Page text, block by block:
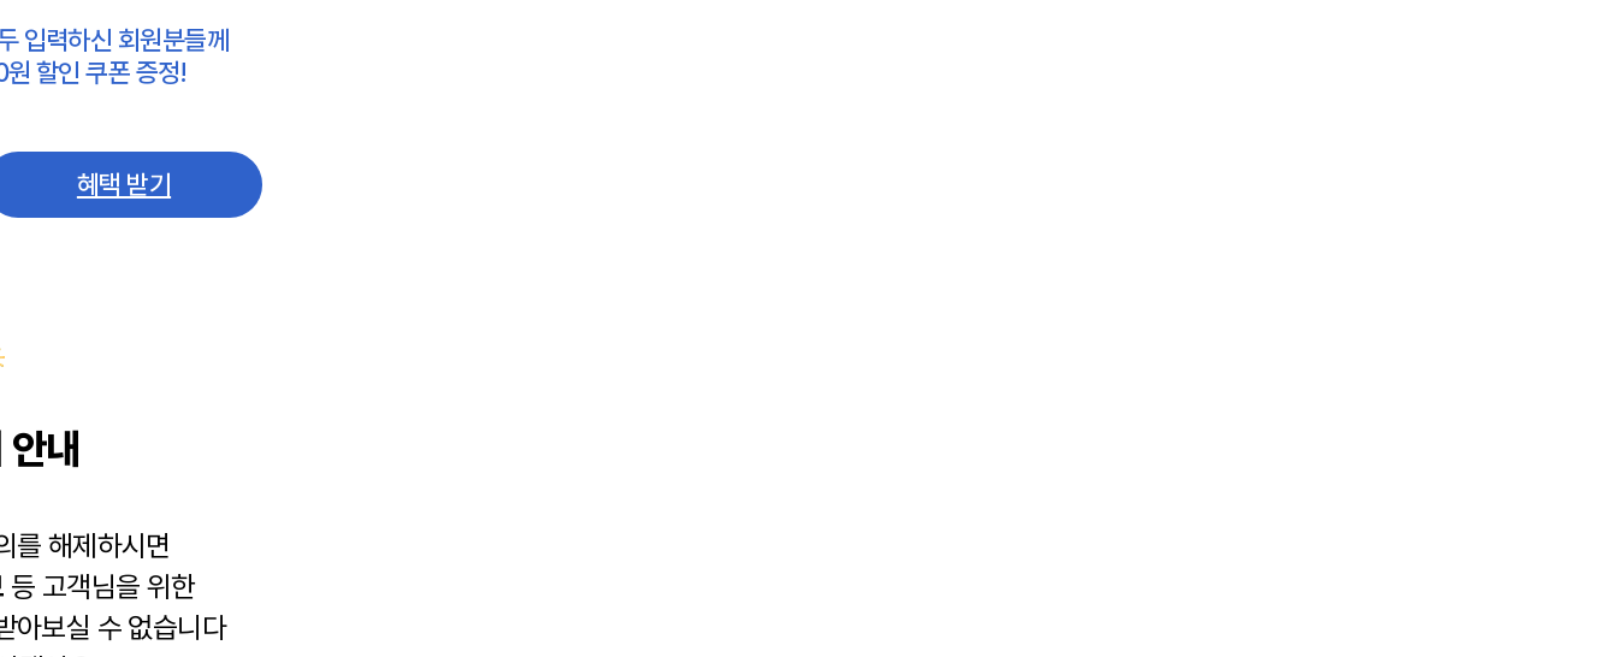
입력하신 회원분들께
할인 쿠폰 증정!
혜택 받기
내
를 해제하시면
등 고객님을 위한
아보실 수 없습니다